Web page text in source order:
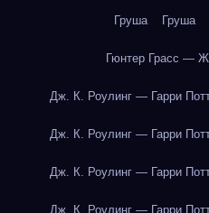
Груша Груша
Гюнтер Грасс —
Дж. К. Роулинг — Гарри
Дж. К. Роулинг — Гарри
Дж. К. Роулинг — Гарри
Дж. К. Роулинг — Гарри